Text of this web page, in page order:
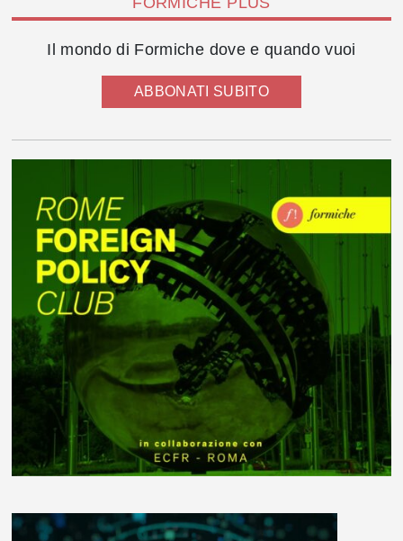
Il mondo di Formiche dove e quando vuoi
ABBONATI SUBITO